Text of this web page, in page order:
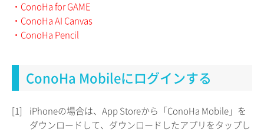
・ConoHa for GAME
・ConoHa AI Canvas
・ConoHa Pencil
ConoHa Mobileにログインする
[1]
iPhoneの場合は、App Storeから「ConoHa Mobile」を
ダウンロードして、ダウンロードしたアプリをタップし